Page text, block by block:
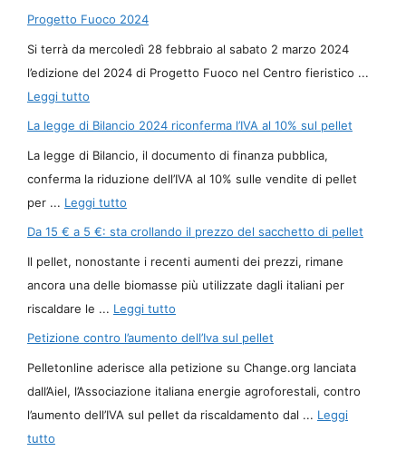
Progetto Fuoco 2024
Si terrà da mercoledì 28 febbraio al sabato 2 marzo 2024
l’edizione del 2024 di Progetto Fuoco nel Centro fieristico ...
Leggi tutto
La legge di Bilancio 2024 riconferma l’IVA al 10% sul pellet
La legge di Bilancio, il documento di finanza pubblica,
conferma la riduzione dell’IVA al 10% sulle vendite di pellet
per ... Leggi tutto
Da 15 € a 5 €: sta crollando il prezzo del sacchetto di pellet
Il pellet, nonostante i recenti aumenti dei prezzi, rimane
ancora una delle biomasse più utilizzate dagli italiani per
riscaldare le ... Leggi tutto
Petizione contro l’aumento dell’Iva sul pellet
Pelletonline aderisce alla petizione su Change.org lanciata
dall’Aiel, l’Associazione italiana energie agroforestali, contro
l’aumento dell’IVA sul pellet da riscaldamento dal ... Leggi
tutto